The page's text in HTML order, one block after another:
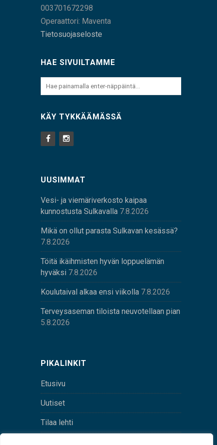
003701672298
Operaattori: Maventa
Tietosuojaseloste
HAE SIVUILTAMME
KÄY TYKKÄÄMÄSSÄ
UUSIMMAT
Vesi- ja viemäriverkosto kaipaa
kunnostusta Sulkavalla 7.8.2026
Mikä on ollut parasta Sulkavan kesässä?
7.8.2026
Töitä ikäihmisten hyvän loppuelämän
hyväksi 7.8.2026
Koulutaival alkaa ensi viikolla 7.8.2026
Terveysaseman tiloista neuvotellaan pian
5.8.2026
PIKALINKIT
Etusivu
Uutiset
Tilaa lehti